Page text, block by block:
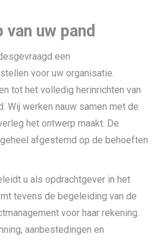
uw pand
een
voor uw organisatie.
tot het volledig herinrichten van
Wij werken nauw samen met de
het ontwerp maakt. De
afgestemd op de behoeften
u als opdrachtgever in het
tevens de begeleiding van de
voor haar rekening.
aanbestedingen en